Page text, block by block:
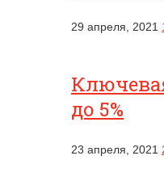
29 апреля, 2021
до 5%
23 апреля, 2021